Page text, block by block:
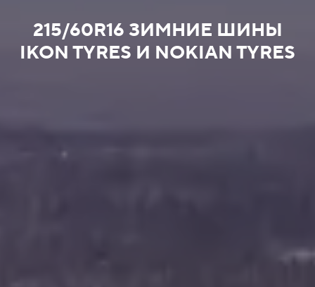
215/60R16 ЗИМНИЕ ШИНЫ
IKON TYRES И NOKIAN TYRES